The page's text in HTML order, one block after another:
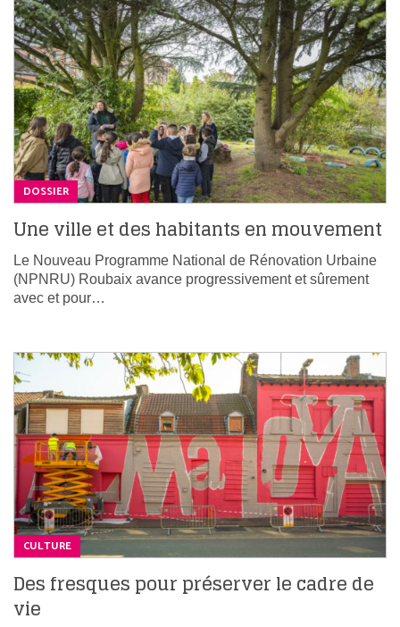
DOSSIER
Une ville et des habitants en mouvement
Le Nouveau Programme National de Rénovation Urbaine
(NPNRU) Roubaix avance progressivement et sûrement
avec et pour…
CULTURE
Des fresques pour préserver le cadre de
vie